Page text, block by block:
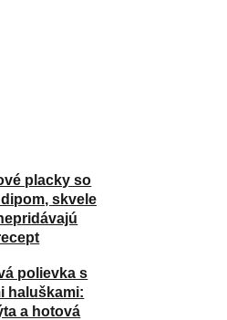
placky so
skvele
polievka s
haluškami:
a hotová